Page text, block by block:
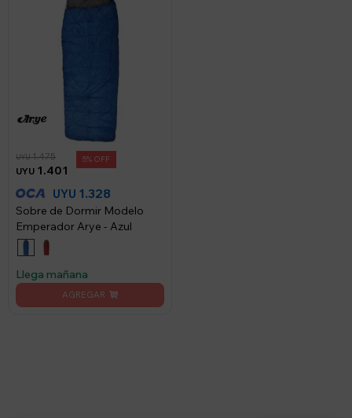
UYU 1.401
UYU1.475 5
UYU 1.328
Sobre de Dormir Modelo
Emperador Arye - Azul
Llega mañana